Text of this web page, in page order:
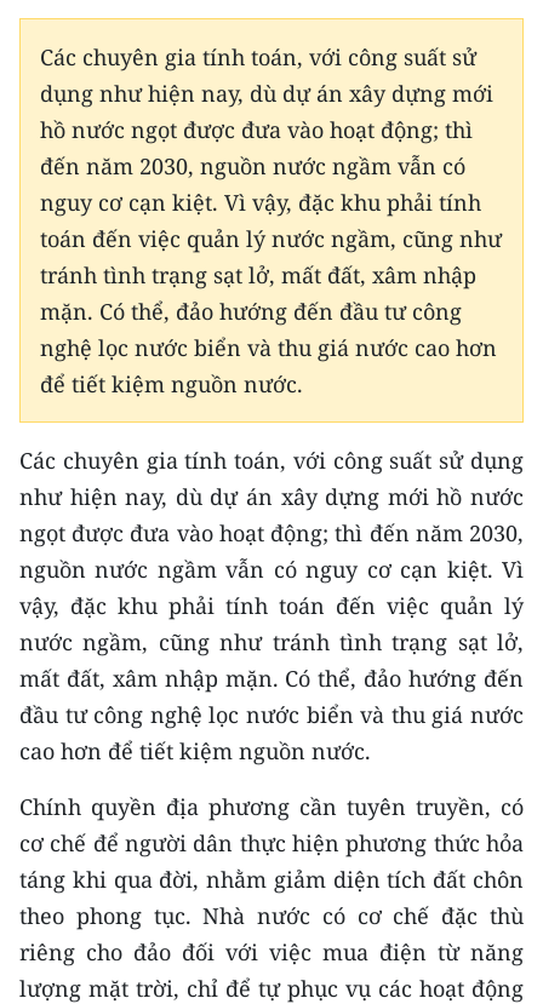
Chuyên trang TP. Hồ Chí Minh
CHUYÊN ĐỀ
CÁC CHUYÊN TRANG
VỀ BÁO NHÂN DÂN
THỜI NAY
NHÂN DÂN CUỐI TUẦN
NHÂN DÂN HẰNG THÁNG
MUA BÁO
ĐỌC BÁO IN
ENGLISH
中文
РУССКИЙ
ESPAÑOL
한국어
Các chuyên gia tính toán, với công suất sử
dụng như hiện nay, dù dự án xây dựng mới
hồ nước ngọt được đưa vào hoạt động; thì
đến năm 2030, nguồn nước ngầm vẫn có
nguy cơ cạn kiệt. Vì vậy, đặc khu phải tính
toán đến việc quản lý nước ngầm, cũng như
tránh tình trạng sạt lở, mất đất, xâm nhập
mặn. Có thể, đảo hướng đến đầu tư công
nghệ lọc nước biển và thu giá nước cao hơn
để tiết kiệm nguồn nước.
Các chuyên gia tính toán, với công suất sử dụng
như hiện nay, dù dự án xây dựng mới hồ nước
ngọt được đưa vào hoạt động; thì đến năm 2030,
nguồn nước ngầm vẫn có nguy cơ cạn kiệt. Vì
vậy, đặc khu phải tính toán đến việc quản lý
nước ngầm, cũng như tránh tình trạng sạt lở,
mất đất, xâm nhập mặn. Có thể, đảo hướng đến
đầu tư công nghệ lọc nước biển và thu giá nước
cao hơn để tiết kiệm nguồn nước.
Chính quyền địa phương cần tuyên truyền, có
cơ chế để người dân thực hiện phương thức hỏa
táng khi qua đời, nhằm giảm diện tích đất chôn
theo phong tục. Nhà nước có cơ chế đặc thù
riêng cho đảo đối với việc mua điện từ năng
lượng mặt trời, chỉ để tự phục vụ các hoạt động